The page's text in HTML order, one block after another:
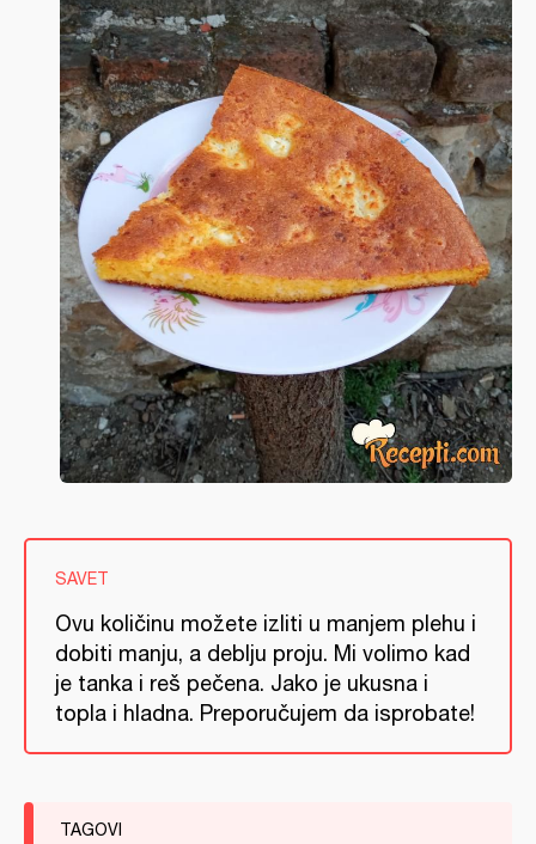
SAVET
Ovu količinu možete izliti u manjem plehu i
dobiti manju, a deblju proju. Mi volimo kad
je tanka i reš pečena. Jako je ukusna i
topla i hladna. Preporučujem da isprobate!
TAGOVI